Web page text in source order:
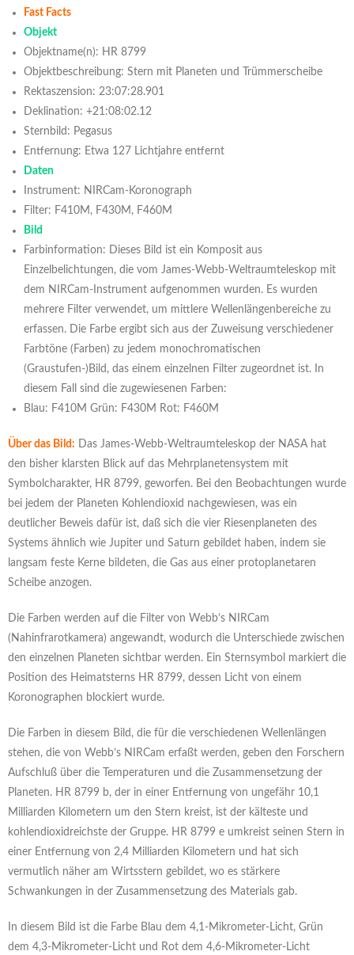
Fast Facts
Objekt
Objektname(n): HR 8799
Objektbeschreibung: Stern mit Planeten und Trümmerscheibe
Rektaszension: 23:07:28.901
Deklination: +21:08:02.12
Sternbild: Pegasus
Entfernung: Etwa 127 Lichtjahre entfernt
Daten
Instrument: NIRCam-Koronograph
Filter: F410M, F430M, F460M
Bild
Farbinformation: Dieses Bild ist ein Komposit aus
Einzelbelichtungen, die vom James-Webb-Weltraumteleskop mit
dem NIRCam-Instrument aufgenommen wurden. Es wurden
mehrere Filter verwendet, um mittlere Wellenlängenbereiche zu
erfassen. Die Farbe ergibt sich aus der Zuweisung verschiedener
Farbtöne (Farben) zu jedem monochromatischen
(Graustufen-)Bild, das einem einzelnen Filter zugeordnet ist. In
diesem Fall sind die zugewiesenen Farben:
Blau: F410M Grün: F430M Rot: F460M
Über das Bild: Das James-Webb-Weltraumteleskop der NASA hat
den bisher klarsten Blick auf das Mehrplanetensystem mit
Symbolcharakter, HR 8799, geworfen. Bei den Beobachtungen wurde
bei jedem der Planeten Kohlendioxid nachgewiesen, was ein
deutlicher Beweis dafür ist, daß sich die vier Riesenplaneten des
Systems ähnlich wie Jupiter und Saturn gebildet haben, indem sie
langsam feste Kerne bildeten, die Gas aus einer protoplanetaren
Scheibe anzogen.
Die Farben werden auf die Filter von Webb’s NIRCam
(Nahinfrarotkamera) angewandt, wodurch die Unterschiede zwischen
den einzelnen Planeten sichtbar werden. Ein Sternsymbol markiert die
Position des Heimatsterns HR 8799, dessen Licht von einem
Koronographen blockiert wurde.
Die Farben in diesem Bild, die für die verschiedenen Wellenlängen
stehen, die von Webb’s NIRCam erfaßt werden, geben den Forschern
Aufschluß über die Temperaturen und die Zusammensetzung der
Planeten. HR 8799 b, der in einer Entfernung von ungefähr 10,1
Milliarden Kilometern um den Stern kreist, ist der kälteste und
kohlendioxidreichste der Gruppe. HR 8799 e umkreist seinen Stern in
einer Entfernung von 2,4 Milliarden Kilometern und hat sich
vermutlich näher am Wirtsstern gebildet, wo es stärkere
Schwankungen in der Zusammensetzung des Materials gab.
In diesem Bild ist die Farbe Blau dem 4,1-Mikrometer-Licht, Grün
dem 4,3-Mikrometer-Licht und Rot dem 4,6-Mikrometer-Licht